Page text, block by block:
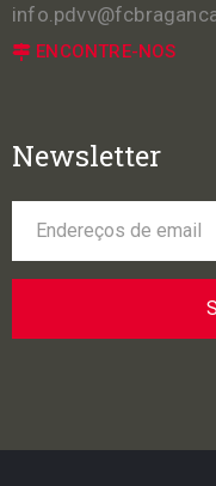
ENCONTRE-NOS
Newsletter